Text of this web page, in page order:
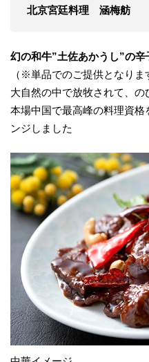
北京宮廷料理 涵梅舫
幻の和牛”土佐あかうし”
（※単品でのご提供となりま
大自然の中で放牧されて、の
本場中国で最高峰の料理資
ンジしました